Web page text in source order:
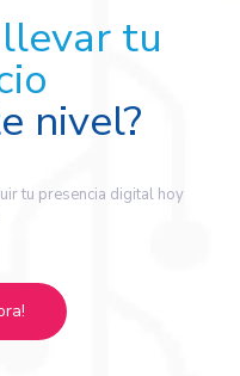
tu
nivel?
tu presencia digital hoy